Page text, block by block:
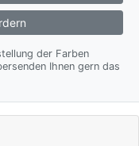
der Farben